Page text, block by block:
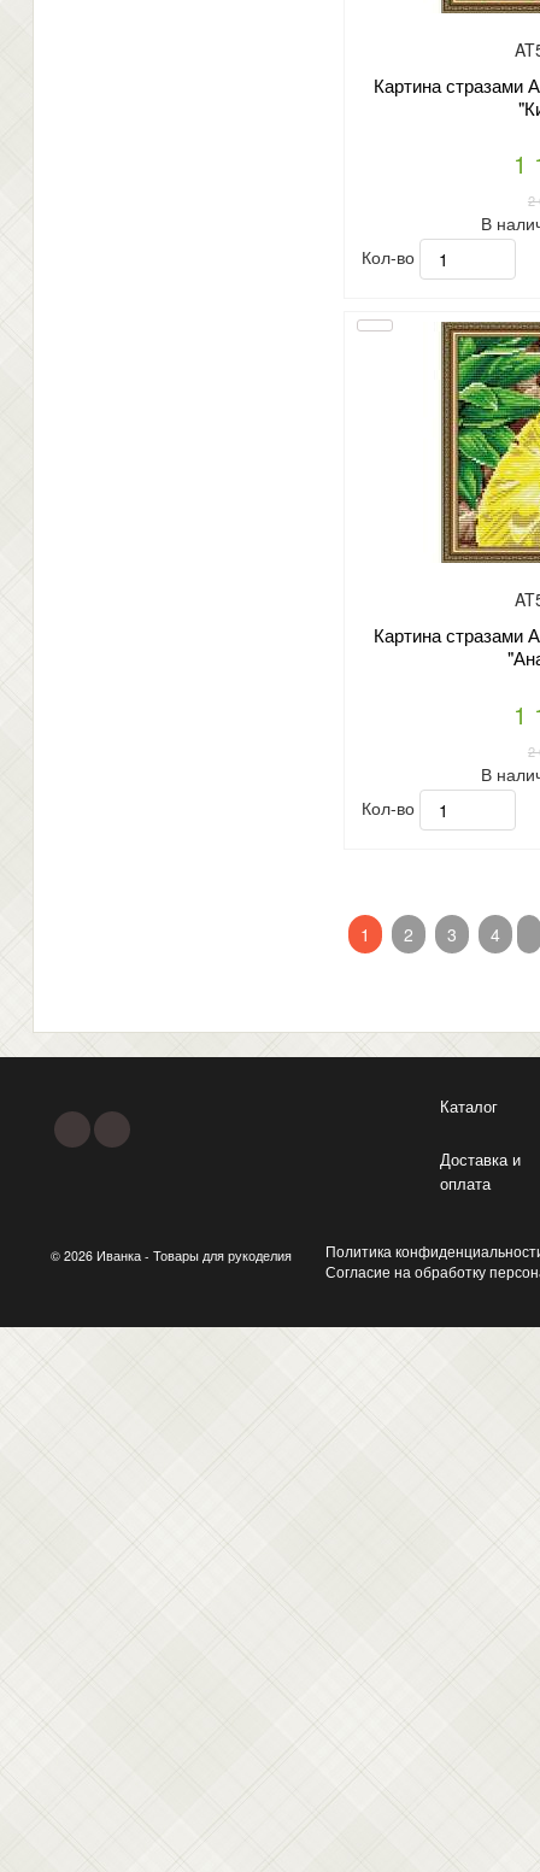
Картина стразами
1
2
В
Кол-во
Картина стразами
1
2
В
Кол-во
1 2 3 4
Каталог
Доставка и
оплата
© 2026 Иванка - Товары для рукоделия
Политика
Согласие на обработку